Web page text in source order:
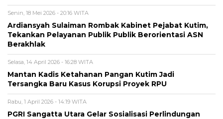
Senin, 18 Mei 2026 - 20:16 WITA
Ardiansyah Sulaiman Rombak Kabinet Pejabat Kutim,
Tekankan Pelayanan Publik Publik Berorientasi ASN
Berakhlak
Selasa, 14 April 2026 - 16:28 WITA
Mantan Kadis Ketahanan Pangan Kutim Jadi
Tersangka Baru Kasus Korupsi Proyek RPU
Rabu, 1 April 2026 - 14:19 WITA
PGRI Sangatta Utara Gelar Sosialisasi Perlindungan